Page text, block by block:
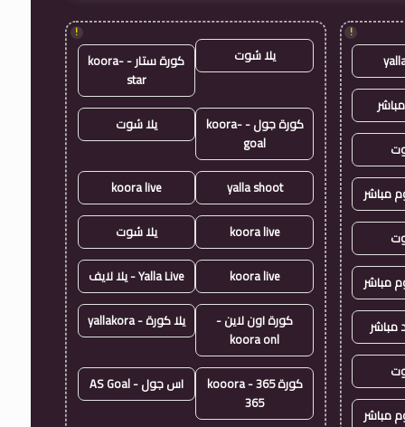
!
مباشر
مباشر
مباشر
مباشر
!
يلا شوت
كورة ستار - koora-
star
كورة جول - koora-
goal
يلا شوت
yalla shoot
koora live
koora live يلا شوت
koora live Yalla Live - يلا لايف
كورة اون لاين -
koora onl
يلا كورة - yallakora
كورة 365 - kooora
365
اس جول - AS Goal